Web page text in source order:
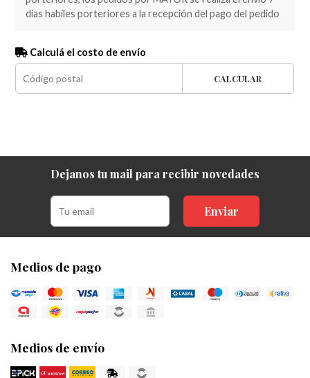
dias habiles porteriores a la recepción del pago del pedido
Calculá el costo de envío
CALCULAR
Dejanos tu mail para recibir novedades
Enviar
Medios de pago
Medios de envío